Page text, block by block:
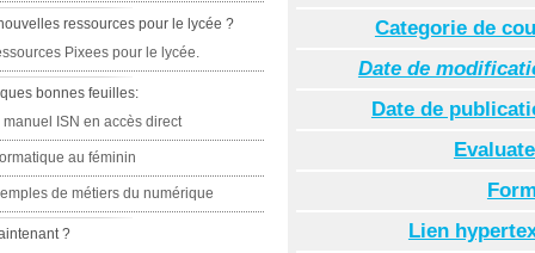
Categorie de
Date de
Date de
Lien
ressources pour le lycée ?
Pixees pour le lycée.
bonnes feuilles:
manuel ISN en accès direct
au féminin
de métiers du numérique
?